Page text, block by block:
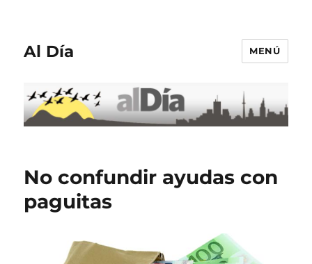
Al Día MENÚ
No confundir ayudas con
paguitas